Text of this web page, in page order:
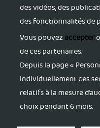
S'informer
Trouver du soutien
S'accorder du répit
S'activer pour sa santé
des vidéos, des
des fonctionnalités de
Vous pouvezaccepter
de ces partenaires.
Depuis la page «
individuellement ces
relatifs à la mesure
choix pendant 6 mois.